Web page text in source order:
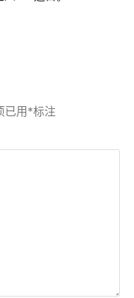
已用*标注